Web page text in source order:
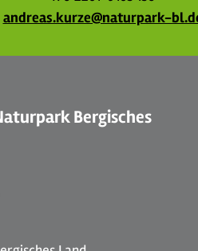
andreas.kurze@naturpark-
Bergisches